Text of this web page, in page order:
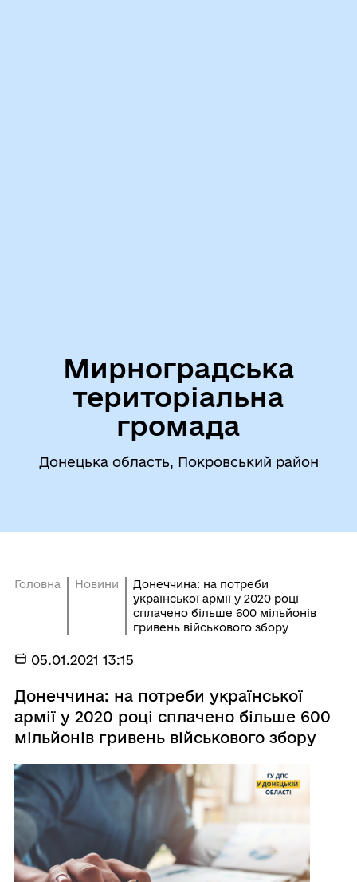
Мирноградська
територіальна
громада
Донецька область, Покровський район
Головна Новини
Донеччина: на потреби
української армії у 2020 році
сплачено більше 600 мільйонів
гривень військового збору
05.01.2021 13:15
Донеччина: на потреби української
армії у 2020 році сплачено більше 600
мільйонів гривень військового збору